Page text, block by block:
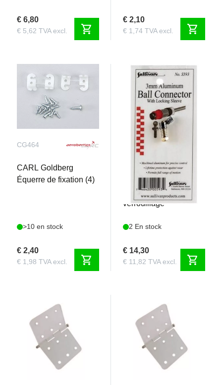
€ 6,80
€ 5,62 TVA excl. shopping_cart
€ 2,10
€ 1,74 TVA excl. shopping_cart
CG464
CARL Goldberg
Équerre de fixation (4)
>10 en stock
€ 2,40
€ 1,98 TVA excl. shopping_cart
S593
Sullivan - Connecteur
à rotule aluminium
3mm avec manchon de
verrouillage
2 En stock
€ 14,30
€ 11,82 TVA excl. shopping_cart